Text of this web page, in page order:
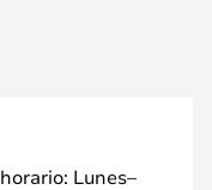
Lunes–